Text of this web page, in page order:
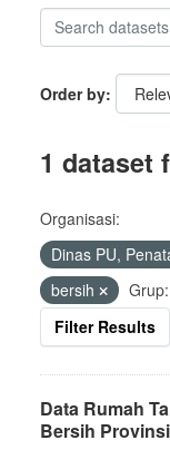
Order by
1 dataset
Organisasi:
Dinas PU,
bersih
Grup:
Filter Results
Data Rumah
Bersih